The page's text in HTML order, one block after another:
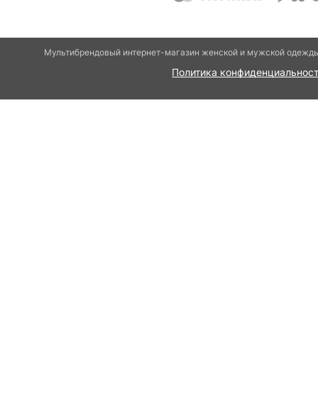
Мультибрендовый интернет-магазин женской и мужской
Политика